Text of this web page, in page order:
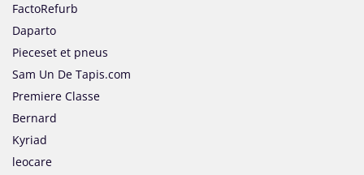
FactoRefurb
Daparto
Pieceset et pneus
Sam Un De Tapis.com
Premiere Classe
Bernard
Kyriad
leocare